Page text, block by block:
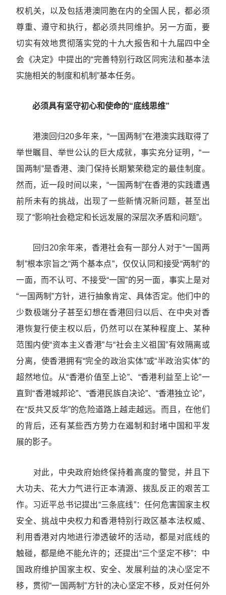
权机关，以及包括港澳同胞在内的全国人民，都必须
尊重、遵守和执行，都必须共同维护。另一方面，要
切实有效地贯彻落实党的十九大报告和十九届四中全
会《决定》中提出的“完善特别行政区同宪法和基本法
实施相关的制度和机制”基本任务。
必须具有坚守初心和使命的“底线思维”
港澳回归20多年来，“一国两制”在港澳实践取得了
举世瞩目、举世公认的巨大成就，事实充分证明，“一
国两制”是香港、澳门保持长期繁荣稳定的最佳制度。
然而，近一段时间以来，“一国两制”在香港的实践遭遇
前所未有的挑战，出现了一些新情况新问题，甚至出
现了“影响社会稳定和长远发展的深层次矛盾和问题”。
回归20余年来，香港社会有一部分人对于“一国两
制”根本宗旨之“两个基本点”，仅仅认同和接受“两制”的
一面，而不认可、不接受“一国”的另一面，事实上是对
“一国两制”方针，进行抽象肯定、具体否定。他们中的
少数极端分子甚至幻想在香港回归以后、在中央对香
港恢复行使主权以后，仍然可以在某种程度上、某种
范围内使“资本主义香港”与“社会主义祖国”有效隔离或
分离，使香港拥有“完全的政治实体”或“半政治实体”的
超然地位。从“香港价值至上论”、“香港利益至上论”一
直到“香港城邦论”、“香港民族自决论”、“香港独立论”，
在“反共又反华”的危险道路上越走越远。而且，在他们
的背后，还有某些西方势力在遏制和封堵中国和平发
展的影子。
对此，中央政府始终保持着高度的警觉，并且下
大功夫、花大力气进行正本清源、拨乱反正的艰苦工
作。习近平总书记提出“三条底线”：任何危害国家主权
安全、挑战中央权力和香港特别行政区基本法权威、
利用香港对内地进行渗透破坏的活动，都是对底线的
触碰，都是绝不能允许的；还提出“三个坚定不移”：中
国政府维护国家主权、安全、发展利益的决心坚定不
移，贯彻“一国两制”方针的决心坚定不移，反对任何外